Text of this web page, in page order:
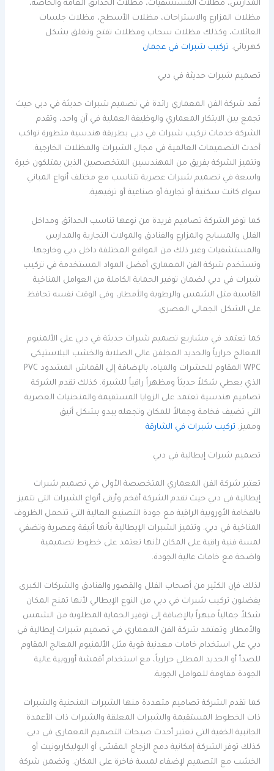
المدارس، مظلات المستشفيات، مظلات الحدائق العامة والخاصة،
مظلات المزارع والاستراحات، مظلات الأسطح، مظلات جلسات
العائلات، وكذلك مظلات سحاب ومظلات تفتح وتغلق بشكل
كهربائي. تركيب شبرات في عجمان
تصميم شبرات حديثة في دبي
تُعد شركة الفن المعماري رائدة في تصميم شبرات حديثة في دبي حيث
تجمع بين الابتكار المعماري والوظيفة العملية في آن واحد، وتقدم
الشركة خدمات تركيب شبرات في دبي بطريقة هندسية متطورة تواكب
أحدث التصميمات العالمية في مجال الشبرات والمظلات الخارجية.
وتتميز الشركة بفريق من المهندسين المتخصصين الذين يمتلكون خبرة
واسعة في تصميم شبرات عصرية تتناسب مع مختلف أنواع المباني
سواء كانت سكنية أو تجارية أو صناعية أو ترفيهية.
كما توفر الشركة تصاميم فريدة من نوعها تناسب الحدائق ومداخل
الفلل والمسابح والمزارع والفنادق والمولات التجارية والمدارس
والمستشفيات وغير ذلك من المواقع المختلفة داخل دبي وخارجها.
وتستخدم شركة الفن المعماري أفضل المواد المستخدمة في تركيب
شبرات في دبي لضمان توفير الحماية الكاملة من العوامل المناخية
القاسية مثل الشمس والرطوبة والأمطار، وفي الوقت نفسه تحافظ
على الشكل الجمالي العصري.
كما تعتمد في مشاريع تصميم شبرات حديثة في دبي على الألمنيوم
المعالج حرارياً والحديد المجلفن عالي الصلابة والخشب البلاستيكي
WPC المقاوم للحشرات والمياه، بالإضافة إلى القماش المشدود PVC
الذي يعطي شكلاً حديثاً ومظهراً راقياً للشبرة. كذلك تقدم الشركة
تصاميم هندسية تعتمد على الزوايا المستقيمة والمنحنيات العصرية
التي تضيف فخامة وجمالاً للمكان وتجعله يبدو بشكل أنيق
ومميز. تركيب شبرات في الشارقة
تصميم شبرات إيطالية في دبي
تعتبر شركة الفن المعماري المتخصصة الأولى في تصميم شبرات
إيطالية في دبي حيث تقدم الشركة أفخم وأرقى أنواع الشبرات التي تتميز
بالفخامة الأوروبية الراقية مع جودة التصنيع العالية التي تتحمل الظروف
المناخية في دبي. وتتميز الشبرات الإيطالية بأنها أنيقة وعصرية وتضفي
لمسة فنية راقية على المكان لأنها تعتمد على خطوط تصميمية
واضحة مع خامات عالية الجودة.
لذلك فإن الكثير من أصحاب الفلل والقصور والفنادق والشركات الكبرى
يفضلون تركيب شبرات في دبي من النوع الإيطالي لأنها تمنح المكان
شكلاً جمالياً مبهراً بالإضافة إلى توفير الحماية المطلوبة من الشمس
والأمطار. وتعتمد شركة الفن المعماري في تصميم شبرات إيطالية في
دبي على استخدام خامات معدنية قوية مثل الألمنيوم المعالج المقاوم
للصدأ أو الحديد المطلي حرارياً، مع استخدام أقمشة أوروبية عالية
الجودة مقاومة للعوامل الجوية.
كما تقدم الشركة تصاميم متعددة منها الشبرات المنحنية والشبرات
ذات الخطوط المستقيمة والشبرات المعلقة والشبرات ذات الأعمدة
الجانبية الخفية التي تعتبر أحدث صيحات التصميم المعماري في دبي.
كذلك توفر الشركة إمكانية دمج الزجاج المقسّى أو البوليكاربونيت أو
الخشب مع التصميم لإضفاء لمسة فاخرة على المكان. وتضمن شركة